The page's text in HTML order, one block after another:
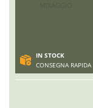
IN STOCK
CONSEGNA RAPIDA